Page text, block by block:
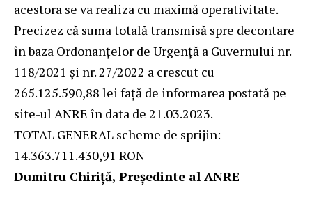
acestora se va realiza cu maximă operativitate.
Precizez că suma totală transmisă spre decontare
în baza Ordonanțelor de Urgență a Guvernului nr.
118/2021 și nr. 27/2022 a crescut cu
265.125.590,88 lei față de informarea postată pe
site-ul ANRE în data de 21.03.2023.
TOTAL GENERAL scheme de sprijin:
14.363.711.430,91 RON
Dumitru Chiriță, Președinte al ANRE